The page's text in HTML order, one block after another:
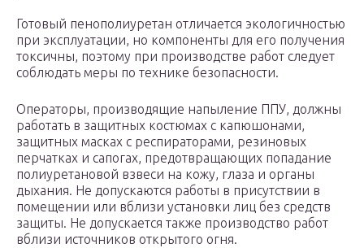
Готовый пенополиуретан отличается экологичностью
при эксплуатации, но компоненты для его получения
токсичны, поэтому при производстве работ следует
соблюдать меры по технике безопасности.
Операторы, производящие напыление ППУ, должны
работать в защитных костюмах с капюшонами,
защитных масках с респираторами, резиновых
перчатках и сапогах, предотвращающих попадание
полиуретановой взвеси на кожу, глаза и органы
дыхания. Не допускаются работы в присутствии в
помещении или вблизи установки лиц без средств
защиты. Не допускается также производство работ
вблизи источников открытого огня.